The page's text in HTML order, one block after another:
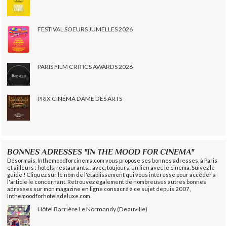
FESTIVAL SOEURS JUMELLES 2026
PARIS FILM CRITICS AWARDS 2026
PRIX CINÉMA DAME DES ARTS
BONNES ADRESSES "IN THE MOOD FOR CINEMA"
Désormais, Inthemoodforcinema.com vous propose ses bonnes adresses, à Paris
et ailleurs : hôtels, restaurants... avec, toujours, un lien avec le cinéma. Suivez le
guide ! Cliquez sur le nom de l'établissement qui vous intéresse pour accéder à
l'article le concernant. Retrouvez également de nombreuses autres bonnes
adresses sur mon magazine en ligne consacré à ce sujet depuis 2007,
Inthemoodforhotelsdeluxe.com.
Hôtel Barrière Le Normandy (Deauville)